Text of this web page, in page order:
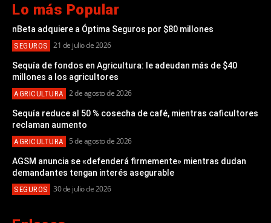
Lo más Popular
nBeta adquiere a Óptima Seguros por $80 millones
SEGUROS 21 de julio de 2026
Sequía de fondos en Agricultura: le adeudan más de $40
millones a los agricultores
AGRICULTURA 2 de agosto de 2026
Sequía reduce al 50 % cosecha de café, mientras caficultores
reclaman aumento
AGRICULTURA 5 de agosto de 2026
AGSM anuncia se «defenderá firmemente» mientras dudan
demandantes tengan interés asegurable
SEGUROS 30 de julio de 2026